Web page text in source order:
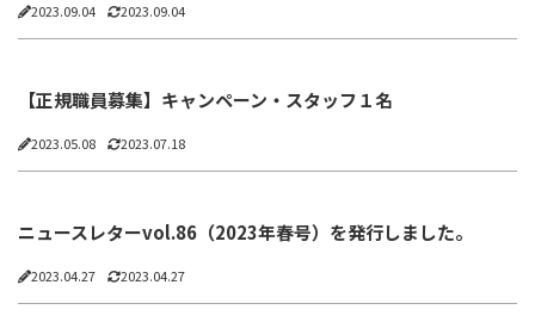
2023.09.04 2023.09.04
【正規職員募集】キャンペーン・スタッフ１名
2023.05.08 2023.07.18
ニュースレターvol.86（2023年春号）を発行しました。
2023.04.27 2023.04.27